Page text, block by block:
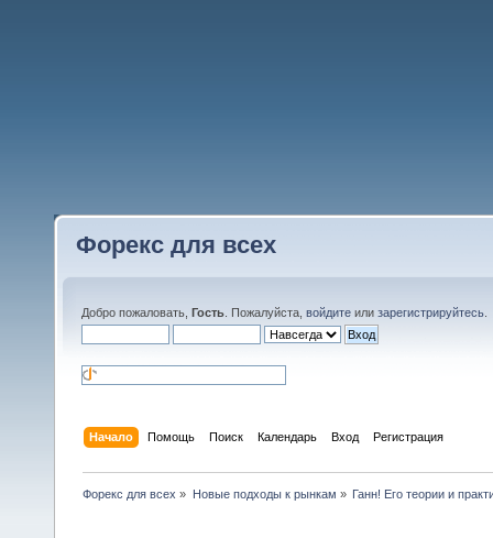
Форекс для всех
Добро пожаловать, Гость . Пожалуйста, войдите или зарегистрируйтесь
Начало Помощь Поиск Календарь Вход Регистрация
Форекс для всех » Новые подходы к рынкам » Ганн! Его теории и